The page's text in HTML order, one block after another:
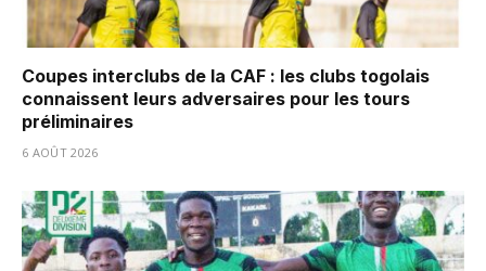
Coupes interclubs de la CAF : les clubs togolais
connaissent leurs adversaires pour les tours
préliminaires
6 AOÛT 2026